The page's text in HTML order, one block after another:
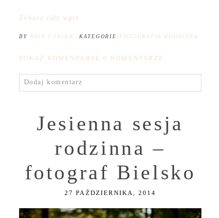
Zobacz cały wpis
BY ANIA I JACEK KATEGORIE: FOTOGRAFIA RODZINNA
POKAŻ KOMENTARZE 0 KOMENTARZE
Dodaj komentarz
Jesienna sesja
rodzinna –
fotograf Bielsko
27 PAŹDZIERNIKA, 2014